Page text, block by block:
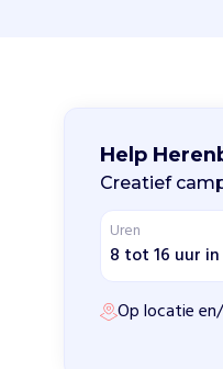
Help
Creatief
Uren
8 tot 16 uur
Op locatie